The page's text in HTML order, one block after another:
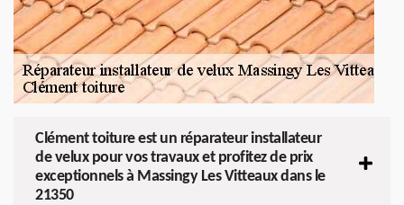
Clément toiture est un réparateur installateur
de velux pour vos travaux et profitez de prix
exceptionnels à Massingy Les Vitteaux dans le
21350